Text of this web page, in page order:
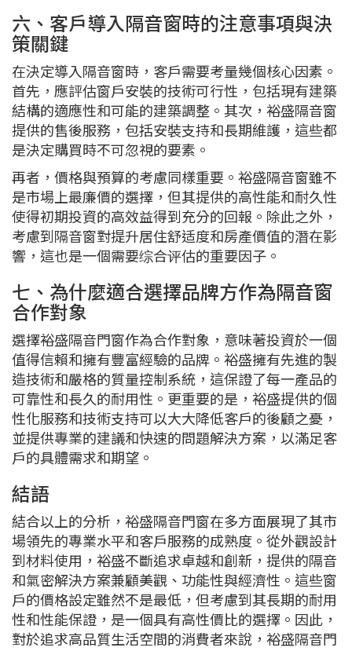
六、客戶導入隔音窗時的注意事項與決
策關鍵
在決定導入隔音窗時，客戶需要考量幾個核心因素。
首先，應評估窗戶安裝的技術可行性，包括現有建築
結構的適應性和可能的建築調整。其次，裕盛隔音窗
提供的售後服務，包括安裝支持和長期維護，這些都
是決定購買時不可忽視的要素。
再者，價格與預算的考慮同樣重要。裕盛隔音窗雖不
是市場上最廉價的選擇，但其提供的高性能和耐久性
使得初期投資的高效益得到充分的回報。除此之外，
考慮到隔音窗對提升居住舒适度和房產價值的潛在影
響，這也是一個需要综合评估的重要因子。
七、為什麼適合選擇品牌方作為隔音窗
合作對象
選擇裕盛隔音門窗作為合作對象，意味著投資於一個
值得信賴和擁有豐富經驗的品牌。裕盛擁有先進的製
造技術和嚴格的質量控制系統，這保證了每一產品的
可靠性和長久的耐用性。更重要的是，裕盛提供的個
性化服務和技術支持可以大大降低客戶的後顧之憂，
並提供專業的建議和快速的問題解決方案，以滿足客
戶的具體需求和期望。
結語
結合以上的分析，裕盛隔音門窗在多方面展現了其市
場領先的專業水平和客戶服務的成熟度。從外觀設計
到材料使用，裕盛不斷追求卓越和創新，提供的隔音
和氣密解決方案兼顧美觀、功能性與經濟性。這些窗
戶的價格設定雖然不是最低，但考慮到其長期的耐用
性和性能保證，是一個具有高性價比的選擇。因此，
對於追求高品質生活空間的消費者來說，裕盛隔音門